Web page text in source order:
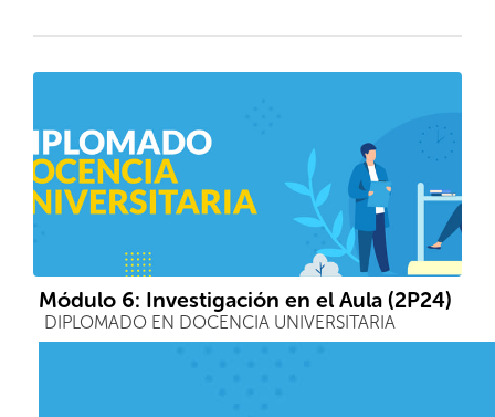
Módulo 6: Investigación en el Aula (2P24)
Course category
DIPLOMADO EN DOCENCIA UNIVERSITARIA